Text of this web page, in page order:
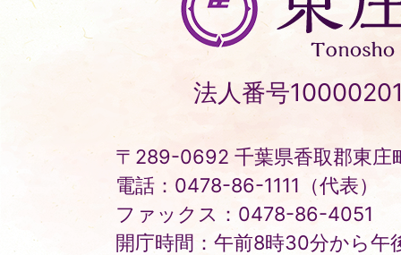
庄
町
Tonosho
Town
法人番号
〒289-0692 千葉県香取郡東庄
電話：0478-86-1111（代表）
ファックス：0478-86-4051
開庁時間：午前8時30分から午